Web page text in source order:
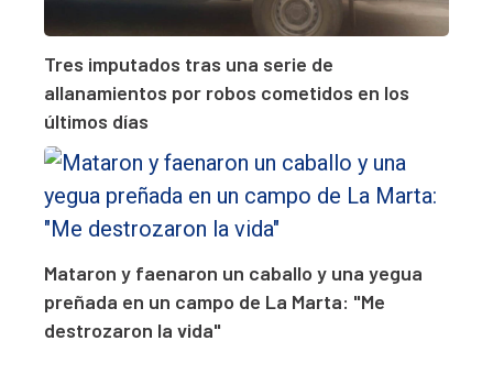
Tres imputados tras una serie de
allanamientos por robos cometidos en los
últimos días
Mataron y faenaron un caballo y una yegua
preñada en un campo de La Marta: "Me
destrozaron la vida"